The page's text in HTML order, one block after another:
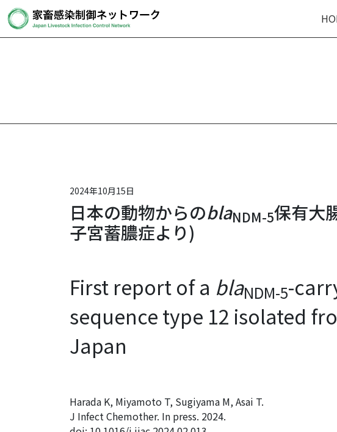
2024年10月15日
日本の動物からのblaNDM-5保有大
子宮蓄膿症より)
First report of a blaNDM-5-
sequence type 12 isolated
Japan
Harada K, Miyamoto T, Sugiyama M, Asai T.
J Infect Chemother. In press. 2024.